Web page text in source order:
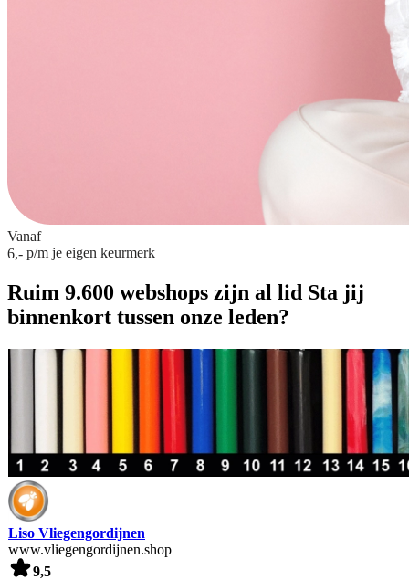
Vanaf
6,- p/m je eigen keurmerk
Ruim 9.600 webshops zijn al lid Sta jij
binnenkort tussen onze leden?
Liso Vliegengordijnen
www.vliegengordijnen.shop
9,5